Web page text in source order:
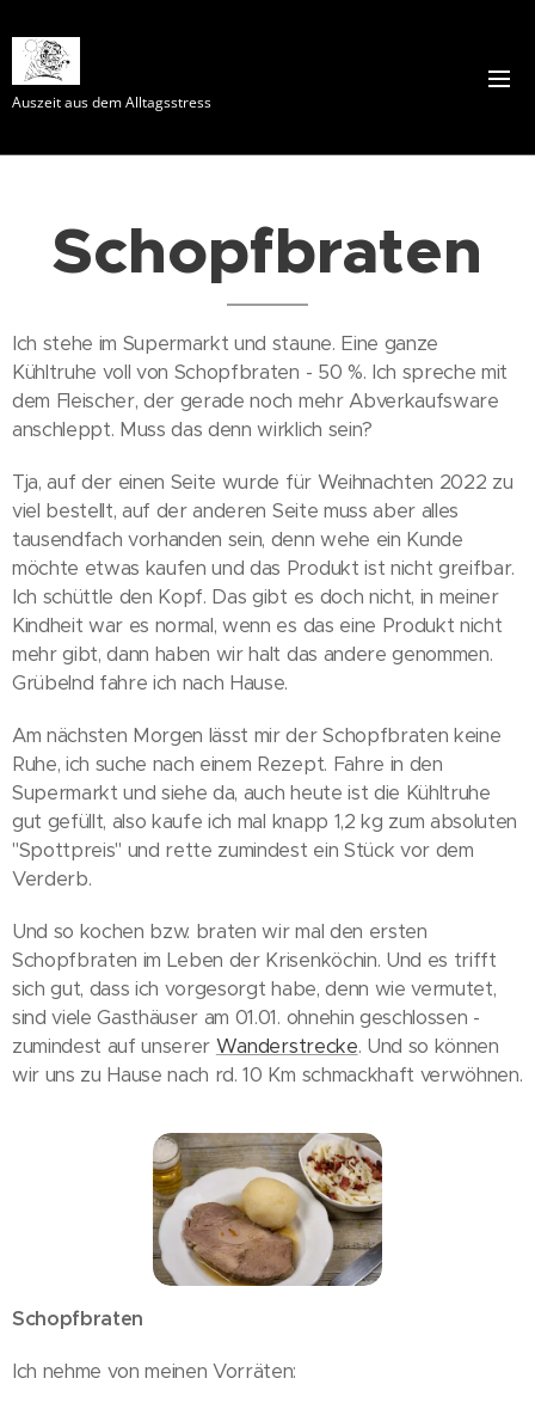
Auszeit aus dem Alltagsstress
Schopfbraten
Ich stehe im Supermarkt und staune. Eine ganze
Kühltruhe voll von Schopfbraten - 50 %. Ich spreche mit
dem Fleischer, der gerade noch mehr Abverkaufsware
anschleppt. Muss das denn wirklich sein?
Tja, auf der einen Seite wurde für Weihnachten 2022 zu
viel bestellt, auf der anderen Seite muss aber alles
tausendfach vorhanden sein, denn wehe ein Kunde
möchte etwas kaufen und das Produkt ist nicht greifbar.
Ich schüttle den Kopf. Das gibt es doch nicht, in meiner
Kindheit war es normal, wenn es das eine Produkt nicht
mehr gibt, dann haben wir halt das andere genommen.
Grübelnd fahre ich nach Hause.
Am nächsten Morgen lässt mir der Schopfbraten keine
Ruhe, ich suche nach einem Rezept. Fahre in den
Supermarkt und siehe da, auch heute ist die Kühltruhe
gut gefüllt, also kaufe ich mal knapp 1,2 kg zum absoluten
"Spottpreis" und rette zumindest ein Stück vor dem
Verderb.
Und so kochen bzw. braten wir mal den ersten
Schopfbraten im Leben der Krisenköchin. Und es trifft
sich gut, dass ich vorgesorgt habe, denn wie vermutet,
sind viele Gasthäuser am 01.01. ohnehin geschlossen -
zumindest auf unserer Wanderstrecke. Und so können
wir uns zu Hause nach rd. 10 Km schmackhaft verwöhnen.
Schopfbraten
Ich nehme von meinen Vorräten: